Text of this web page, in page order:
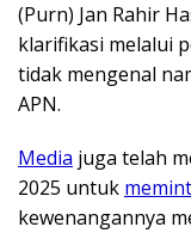
(Purn) Jan Rahir
klarifikasi melalui
tidak mengenal
APN.
Media juga telah
2025 untuk
kewenangannya